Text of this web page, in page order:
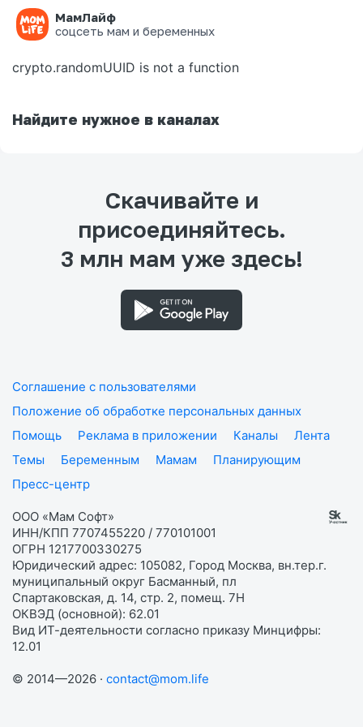
МамЛайф
соцсеть мам и беременных
Ошибка на странице
crypto.randomUUID is not a function
Найдите нужное в каналах
Скачивайте и
присоединяйтесь.
3 млн мам уже здесь!
Соглашение с пользователями
Положение об обработке персональных данных
Помощь
Реклама в приложении Каналы
Лента
Темы
Беременным Мамам
Планирующим
Пресс-центр
ООО «Мам Софт»
ИНН/КПП 7707455220 / 770101001
ОГРН 1217700330275
Юридический адрес: 105082, Город Москва, вн.тер.г.
муниципальный округ Басманный, пл
Спартаковская, д. 14, стр. 2, помещ. 7Н
ОКВЭД (основной): 62.01
Вид ИТ-деятельности согласно приказу Минцифры:
12.01
© 2014—2026 · contact@mom.life